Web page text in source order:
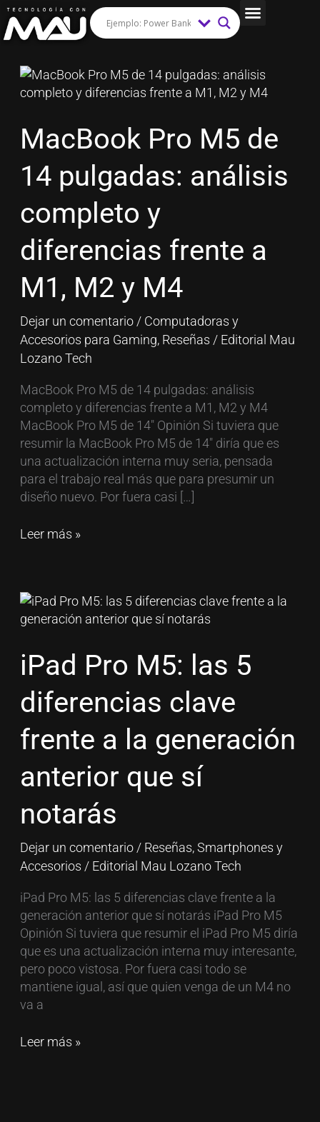
Ir
al
contenido
MacBook Pro M5 de
14 pulgadas: análisis
completo y
diferencias frente a
M1, M2 y M4
Dejar un comentario / Computadoras y
Accesorios para Gaming, Reseñas / Editorial Mau
Lozano Tech
MacBook Pro M5 de 14 pulgadas: análisis
completo y diferencias frente a M1, M2 y M4
MacBook Pro M5 de 14″ Opinión Si tuviera que
resumir la MacBook Pro M5 de 14″ diría que es
una actualización interna muy seria, pensada
para el trabajo real más que para presumir un
diseño nuevo. Por fuera casi […]
MacBook
Pro
de
14
pulgadas:
análisis
y
frente
M1,
y
M4
Leer más »
iPad Pro M5: las 5
diferencias clave
frente a la generación
anterior que sí
notarás
Dejar un comentario / Reseñas,Smartphones y
Accesorios / Editorial Mau Lozano Tech
iPad Pro M5: las 5 diferencias clave frente a la
generación anterior que sí notarás iPad Pro M5
Opinión Si tuviera que resumir el iPad Pro M5 diría
que es una actualización interna muy interesante,
pero poco vistosa. Por fuera casi todo se
mantiene igual, así que quien venga de un M4 no
va a
iPad
Pro
las
5
diferencias
clave
frente
generación
que
notarás
Leer más »